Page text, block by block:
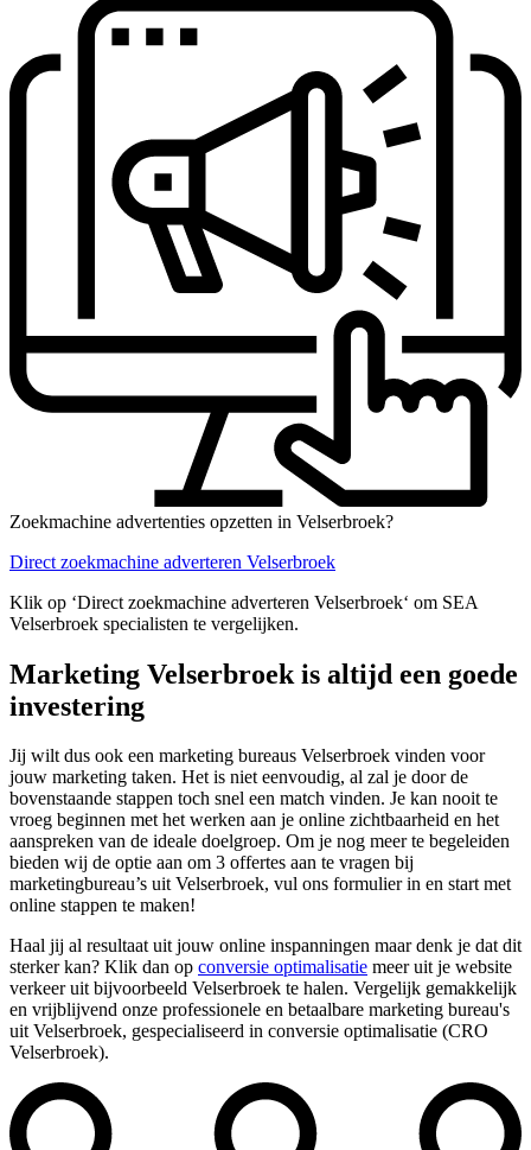
Zoekmachine advertenties opzetten in Velserbroek?
Direct zoekmachine adverteren Velserbroek
Klik op ‘Direct zoekmachine adverteren Velserbroek‘ om SEA
Velserbroek specialisten te vergelijken.
Marketing Velserbroek is altijd een goede
investering
Jij wilt dus ook een marketing bureaus Velserbroek vinden voor
jouw marketing taken. Het is niet eenvoudig, al zal je door de
bovenstaande stappen toch snel een match vinden. Je kan nooit te
vroeg beginnen met het werken aan je online zichtbaarheid en het
aanspreken van de ideale doelgroep. Om je nog meer te begeleiden
bieden wij de optie aan om 3 offertes aan te vragen bij
marketingbureau’s uit Velserbroek, vul ons formulier in en start met
online stappen te maken!
Haal jij al resultaat uit jouw online inspanningen maar denk je dat dit
sterker kan? Klik dan op conversie optimalisatie meer uit je website
verkeer uit bijvoorbeeld Velserbroek te halen. Vergelijk gemakkelijk
en vrijblijvend onze professionele en betaalbare marketing bureau's
uit Velserbroek, gespecialiseerd in conversie optimalisatie (CRO
Velserbroek).